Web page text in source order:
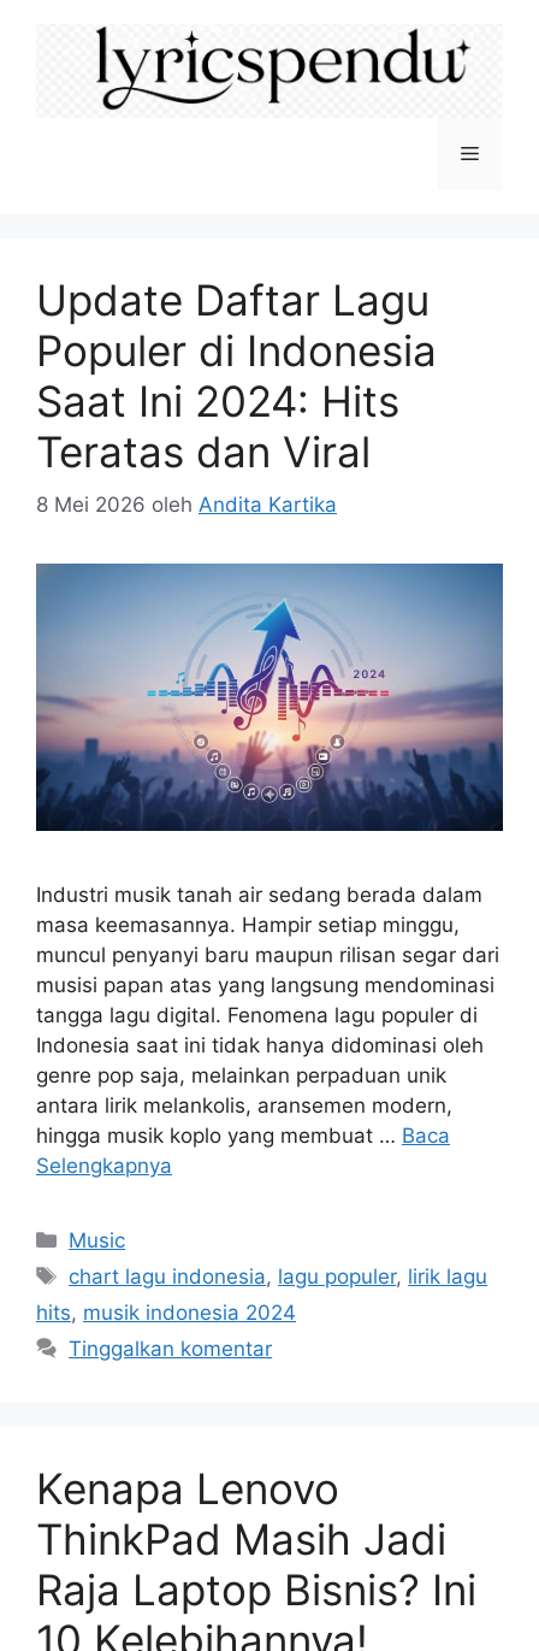
Menu
Update Daftar Lagu
Populer di Indonesia
Saat Ini 2024: Hits
Teratas dan Viral
8 Mei 2026 oleh Andita Kartika
Industri musik tanah air sedang berada dalam
masa keemasannya. Hampir setiap minggu,
muncul penyanyi baru maupun rilisan segar dari
musisi papan atas yang langsung mendominasi
tangga lagu digital. Fenomena lagu populer di
Indonesia saat ini tidak hanya didominasi oleh
genre pop saja, melainkan perpaduan unik
antara lirik melankolis, aransemen modern,
hingga musik koplo yang membuat … Baca
Selengkapnya
Kategori
Music
Tag
chart lagu indonesia, lagu populer, lirik lagu
hits, musik indonesia 2024
Tinggalkan komentar
Kenapa Lenovo
ThinkPad Masih Jadi
Raja Laptop Bisnis? Ini
10 Kelebihannya!